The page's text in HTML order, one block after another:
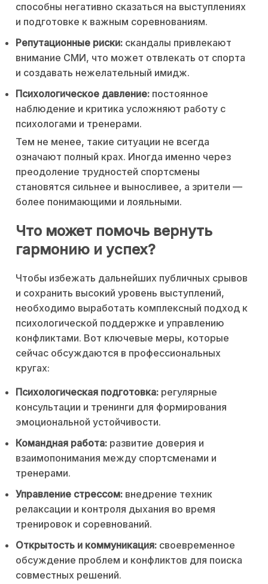
способны негативно сказаться на выступлениях
и подготовке к важным соревнованиям.
Репутационные риски: скандалы привлекают
внимание СМИ, что может отвлекать от спорта
и создавать нежелательный имидж.
Психологическое давление: постоянное
наблюдение и критика усложняют работу с
психологами и тренерами.
Тем не менее, такие ситуации не всегда
означают полный крах. Иногда именно через
преодоление трудностей спортсмены
становятся сильнее и выносливее, а зрители —
более понимающими и лояльными.
Что может помочь вернуть
гармонию и успех?
Чтобы избежать дальнейших публичных срывов
и сохранить высокий уровень выступлений,
необходимо выработать комплексный подход к
психологической поддержке и управлению
конфликтами. Вот ключевые меры, которые
сейчас обсуждаются в профессиональных
кругах:
Психологическая подготовка: регулярные
консультации и тренинги для формирования
эмоциональной устойчивости.
Командная работа: развитие доверия и
взаимопонимания между спортсменами и
тренерами.
Управление стрессом: внедрение техник
релаксации и контроля дыхания во время
тренировок и соревнований.
Открытость и коммуникация: своевременное
обсуждение проблем и конфликтов для поиска
совместных решений.